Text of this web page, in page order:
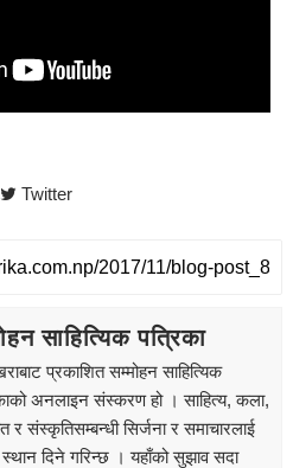
Twitter
साहित्यिक पत्रिका
प्रकाशित सम्मोहन साहित्यिक
अनलाइन संस्करण हो । साहित्य, कला,
र संस्कृतिसम्बन्धी सिर्जना र समाचारलाई
दिने गरिन्छ । यहाँको सुझाव सदा